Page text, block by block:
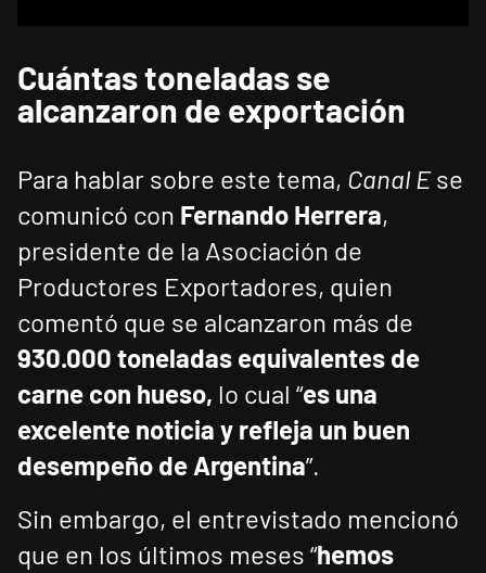
Cuántas toneladas se
alcanzaron de exportación
Para hablar sobre este tema, Canal Ese
comunicó con Fernando Herrera,
presidente de la Asociación de
Productores Exportadores, quien
comentó que se alcanzaron más de
930.000 toneladas equivalentes de
carne con hueso, lo cual “es una
excelente noticia y refleja un buen
desempeño de Argentina”.
Sin embargo, el entrevistado mencionó
que en los últimos meses “hemos